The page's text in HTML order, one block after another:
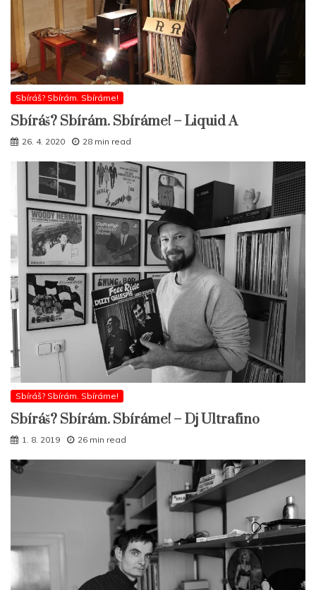
Sbíráš? Sbírám. Sbíráme!
Sbíráš? Sbírám. Sbíráme! – Liquid A
26. 4. 2020 28 min read
Sbíráš? Sbírám. Sbíráme!
Sbíráš? Sbírám. Sbíráme! – Dj Ultrafino
1. 8. 2019 26 min read